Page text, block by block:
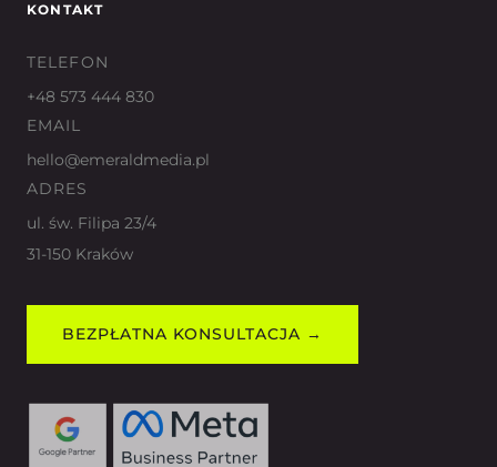
KONTAKT
TELEFON
+48 573 444 830
EMAIL
hello@emeraldmedia.pl
ADRES
ul. św. Filipa 23/4
31-150 Kraków
BEZPŁATNA KONSULTACJA →